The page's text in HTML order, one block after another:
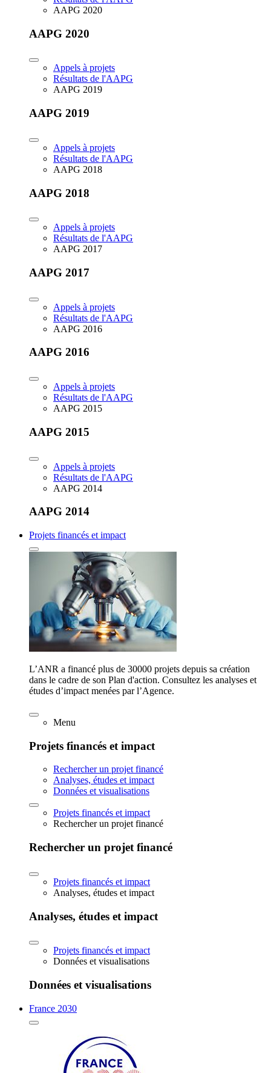
AAPG 2020
AAPG 2020
Appels à projets
Résultats de l'AAPG
AAPG 2019
AAPG 2019
Appels à projets
Résultats de l'AAPG
AAPG 2018
AAPG 2018
Appels à projets
Résultats de l'AAPG
AAPG 2017
AAPG 2017
Appels à projets
Résultats de l'AAPG
AAPG 2016
AAPG 2016
Appels à projets
Résultats de l'AAPG
AAPG 2015
AAPG 2015
Appels à projets
Résultats de l'AAPG
AAPG 2014
AAPG 2014
Projets financés et impact
L’ANR a financé plus de 30000 projets depuis sa création
dans le cadre de son Plan d'action. Consultez les analyses et
études d’impact menées par l’Agence.
Menu
Projets financés et impact
Rechercher un projet financé
Analyses, études et impact
Données et visualisations
Projets financés et impact
Rechercher un projet financé
Rechercher un projet financé
Projets financés et impact
Analyses, études et impact
Analyses, études et impact
Projets financés et impact
Données et visualisations
Données et visualisations
France 2030